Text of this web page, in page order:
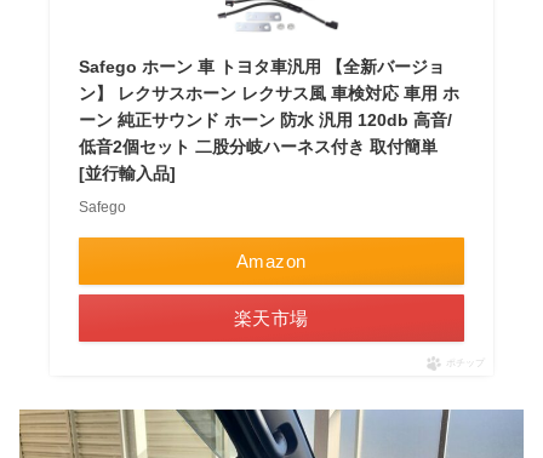
Safego ホーン 車 トヨタ車汎用 【全新バージョ
ン】 レクサスホーン レクサス風 車検対応 車用 ホ
ーン 純正サウンド ホーン 防水 汎用 120db 高音/
低音2個セット 二股分岐ハーネス付き 取付簡単
[並行輸入品]
Safego
Amazon
楽天市場
ポチップ